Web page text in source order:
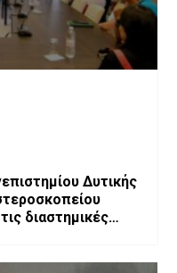
Δυτικής
διαστημικές